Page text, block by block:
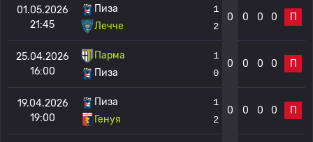
01.05.2026
21:45
Пиза
Лечче
1
2
0 0 0 0 П
25.04.2026
16:00
Парма
Пиза
1
0
0 0 0 0 П
19.04.2026
19:00
Пиза
Генуя
1
2
0 0 0 0 П